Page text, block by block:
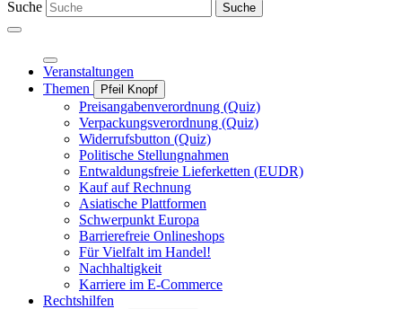
Suche
Suche
Veranstaltungen
Themen
Pfeil Knopf
Preisangabenverordnung (Quiz)
Verpackungsverordnung (Quiz)
Widerrufsbutton (Quiz)
Politische Stellungnahmen
Entwaldungsfreie Lieferketten (EUDR)
Kauf auf Rechnung
Asiatische Plattformen
Schwerpunkt Europa
Barrierefreie Onlineshops
Für Vielfalt im Handel!
Nachhaltigkeit
Karriere im E-Commerce
Rechtshilfen